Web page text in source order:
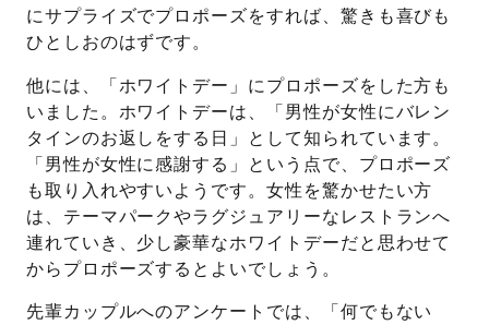
にサプライズでプロポーズをすれば、驚きも喜びも
ひとしおのはずです。
他には、「ホワイトデー」にプロポーズをした方も
いました。ホワイトデーは、「男性が女性にバレン
タインのお返しをする日」として知られています。
「男性が女性に感謝する」という点で、プロポーズ
も取り入れやすいようです。女性を驚かせたい方
は、テーマパークやラグジュアリーなレストランへ
連れていき、少し豪華なホワイトデーだと思わせて
からプロポーズするとよいでしょう。
先輩カップルへのアンケートでは、「何でもない